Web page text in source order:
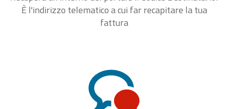
È l'indirizzo telematico a cui far recapitare la tua
fattura